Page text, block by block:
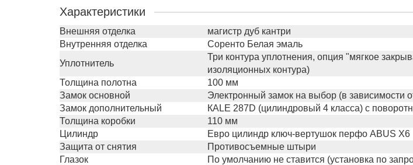
Характеристики
Внешняя отделка
магистр дуб кантри
Внутренняя отделка
Соренто Белая эмаль
Уплотнитель
Три контура уплотнения, опция "мягкое
изоляционных контура)
Толщина полотна
100 мм
Замок основной
Электронный замок на выбор (в зависимости
Замок дополнительный
КALE 287D (цилиндровый 4 класса) с
Толщина коробки
110 мм
Цилиндр
Евро цилиндр ключ-вертушок перфо ABUS X6
Защита от снятия
Противосъемные штыри
Глазок
По умолчанию не ставится (установка по